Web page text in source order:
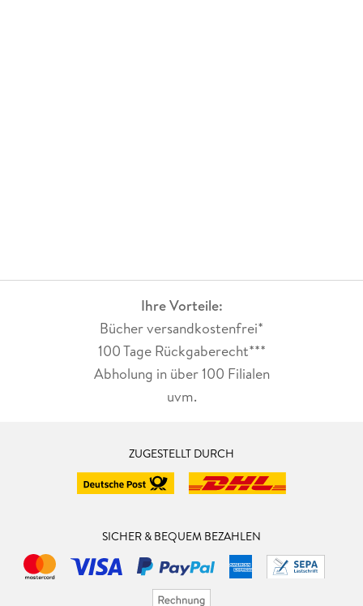
Ihre Vorteile:
Bücher versandkostenfrei*
100 Tage Rückgaberecht***
Abholung in über 100 Filialen
uvm.
ZUGESTELLT DURCH
SICHER & BEQUEM BEZAHLEN